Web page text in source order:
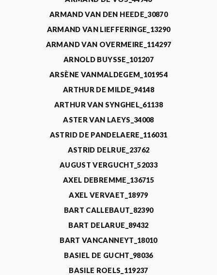
ARMAND VAN DEN HEEDE_30870
ARMAND VAN LIEFFERINGE_13290
ARMAND VAN OVERMEIRE_114297
ARNOLD BUYSSE_101207
ARSÈNE VANMALDEGEM_101954
ARTHUR DE MILDE_94148
ARTHUR VAN SYNGHEL_61138
ASTER VAN LAEYS_34008
ASTRID DE PANDELAERE_116031
ASTRID DELRUE_23762
AUGUST VERGUCHT_52033
AXEL DEBREMME_136715
AXEL VERVAET_18979
BART CALLEBAUT_82390
BART DELARUE_89432
BART VANCANNEYT_18010
BASIEL DE GUCHT_98036
BASILE ROELS_119237